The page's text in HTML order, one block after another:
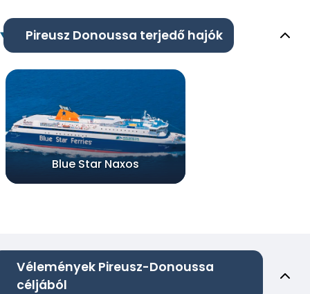
Pireusz Donoussa terjedő hajók
Blue Star Naxos
Vélemények Pireusz-Donoussa
céljából